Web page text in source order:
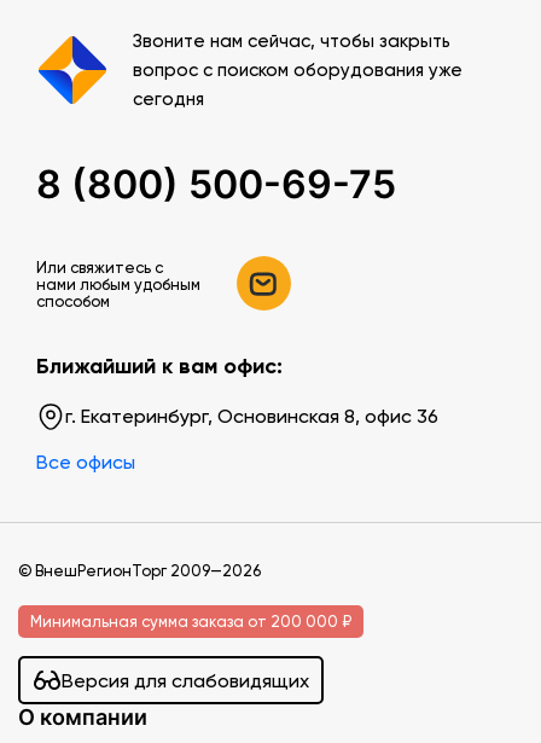
Звоните нам сейчас, чтобы закрыть
вопрос с поиском оборудования уже
сегодня
8 (800) 500-69-75
Или свяжитесь c
нами любым удобным
способом
Ближайший к вам офис:
г. Екатеринбург, Основинская 8, офис 36
Все офисы
© ВнешРегионТорг 2009—2026
Минимальная сумма заказа от 200 000 ₽
Версия для слабовидящих
О компании